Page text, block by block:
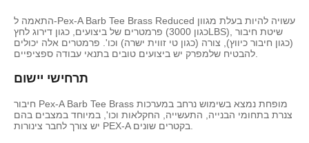
התאמה ל-Pex-A Barb Tee Brass Reduced עשויה להיות בעלת מגוון
פרמטרים של ביצועים, כגון דירוג לחץ (כגון 3000LBS), שיטת חיבור
(כגון חיבור כיווץ), צורה (כגון טי זווית ישרה) וכו'. פרמטרים אלה יכולים
תרחישי יישום
חיבור Pex-A Barb Tee Brass מופחת נמצא בשימוש נרחב במערכות
צנרת בתחומי הבנייה, התעשייה, החקלאות וכו', במיוחד במצבים בהם